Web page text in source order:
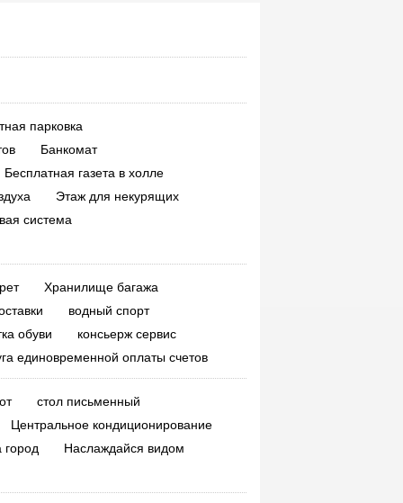
and dining
парковка
Банкомат
Бесплатная газета в холле
Этаж для некурящих
система
Хранилище багажа
водный спорт
обуви
консьерж сервис
единовременной оплаты счетов
стол письменный
Центральное кондиционирование
город
Наслаждайся видом